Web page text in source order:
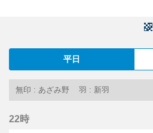
平日
無印 : あざみ野 羽 : 新羽
22時